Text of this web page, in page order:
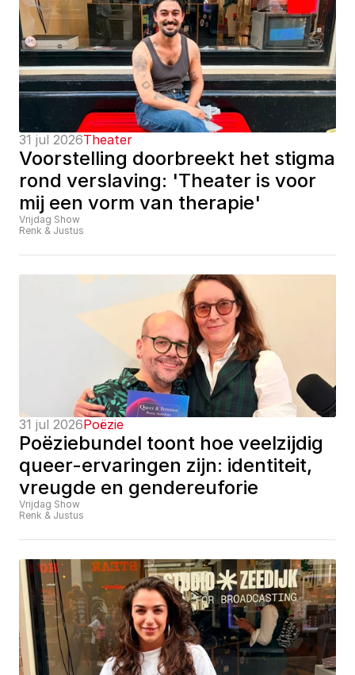
31 jul 2026Theater
Voorstelling doorbreekt het stigma
rond verslaving: 'Theater is voor
mij een vorm van therapie'
Vrijdag Show
Renk & Justus
31 jul 2026Poëzie
Poëziebundel toont hoe veelzijdig
queer-ervaringen zijn: identiteit,
vreugde en gendereuforie
Vrijdag Show
Renk & Justus